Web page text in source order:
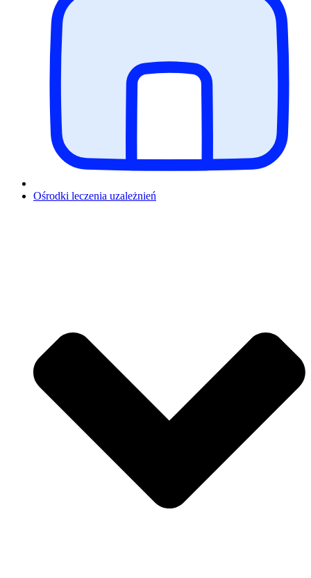
Ośrodki leczenia uzależnień